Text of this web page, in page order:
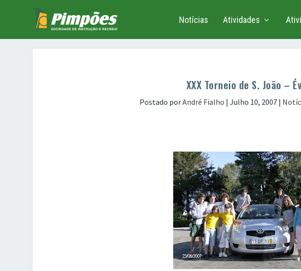
Notícias Atividades
XXX Torneio de S. João –
Postado porAndré Fialho |Julho 10, 2007 |